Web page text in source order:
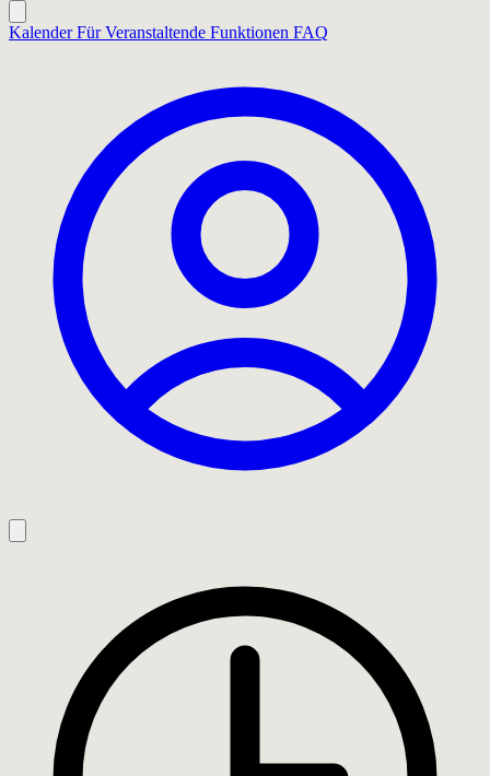
Kalender Für Veranstaltende Funktionen FAQ